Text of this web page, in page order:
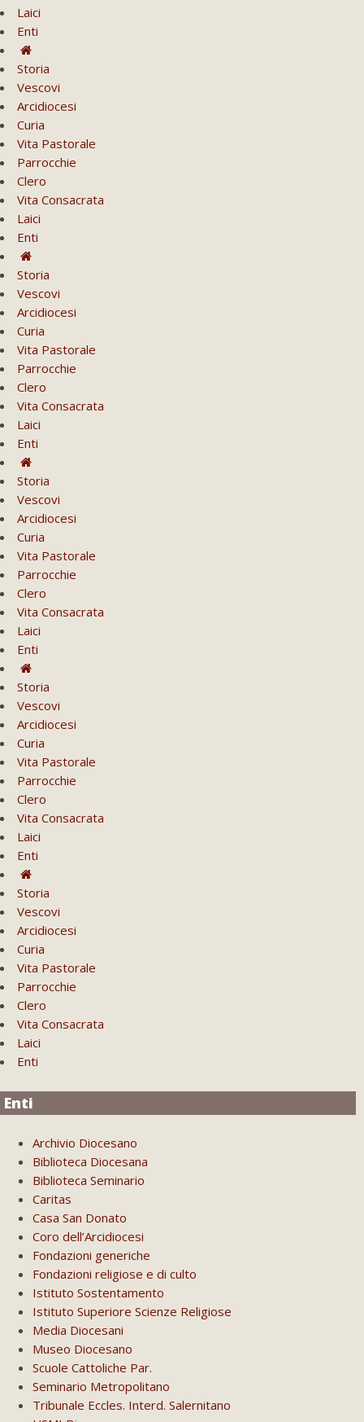
Laici
Enti
Storia
Vescovi
Arcidiocesi
Curia
Vita Pastorale
Parrocchie
Clero
Vita Consacrata
Laici
Enti
Storia
Vescovi
Arcidiocesi
Curia
Vita Pastorale
Parrocchie
Clero
Vita Consacrata
Laici
Enti
Storia
Vescovi
Arcidiocesi
Curia
Vita Pastorale
Parrocchie
Clero
Vita Consacrata
Laici
Enti
Storia
Vescovi
Arcidiocesi
Curia
Vita Pastorale
Parrocchie
Clero
Vita Consacrata
Laici
Enti
Storia
Vescovi
Arcidiocesi
Curia
Vita Pastorale
Parrocchie
Clero
Vita Consacrata
Laici
Enti
Enti
Archivio Diocesano
Biblioteca Diocesana
Biblioteca Seminario
Caritas
Casa San Donato
Coro dell’Arcidiocesi
Fondazioni generiche
Fondazioni religiose e di culto
Istituto Sostentamento
Istituto Superiore Scienze Religiose
Media Diocesani
Museo Diocesano
Scuole Cattoliche Par.
Seminario Metropolitano
Tribunale Eccles. Interd. Salernitano